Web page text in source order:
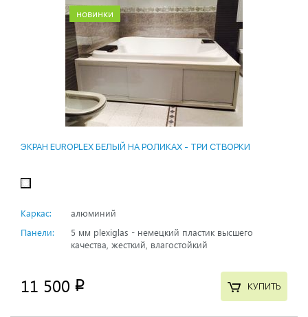
новинки
ЭКРАН EUROPLEX БЕЛЫЙ НА РОЛИКАХ - ТРИ СТВОРКИ
Каркас:
алюминий
Панели:
5 мм plexiglas - немецкий пластик высшего
качества, жесткий, влагостойкий
11 500 p КУПИТЬ